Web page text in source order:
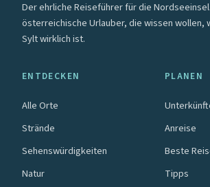
Der ehrliche Reiseführer für die
österreichische Urlauber, die wissen wollen,
Sylt wirklich ist.
ENTDECKEN
Alle Orte
Strände
Sehenswürdigkeiten
Natur
PLANEN
Anreise
Beste
Tipps